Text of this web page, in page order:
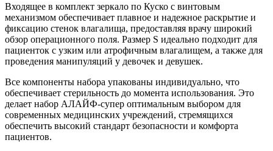
Входящее в комплект зеркало по Куско с винтовым
механизмом обеспечивает плавное и надежное раскрытие и
фиксацию стенок влагалища, предоставляя врачу широкий
обзор операционного поля. Размер S идеально подходит для
пациенток с узким или атрофичным влагалищем, а также для
проведения манипуляций у девочек и девушек.
Все компоненты набора упакованы индивидуально, что
обеспечивает стерильность до момента использования. Это
делает набор АЛАЙФ-супер оптимальным выбором для
современных медицинских учреждений, стремящихся
обеспечить высокий стандарт безопасности и комфорта
пациентов.